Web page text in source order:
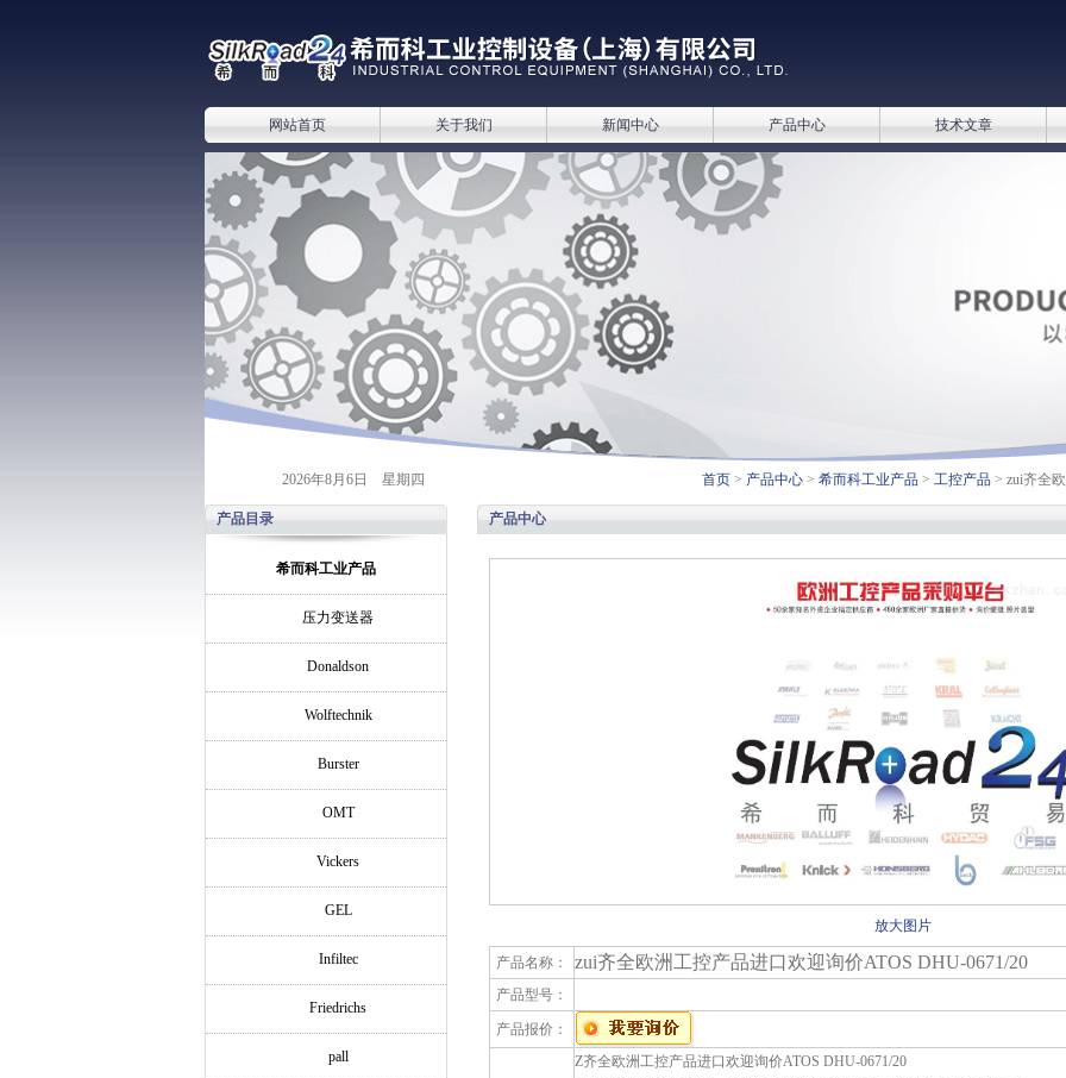
网站首页 关于我们 新闻中心 产品中心 技术文章
2026年8月6日 星期四 首页 > 产品中心 > 希而科工业产品 > 工控产品 > zui齐全
产品目录
希而科工业产品
压力变送器
Donaldson
Wolftechnik
Burster
OMT
Vickers
GEL
Infiltec
Friedrichs
pall
产品中心
放大图片
产品名称： zui齐全欧洲工控产品进口欢迎询价ATOS DHU-0671/20
产品型号：
产品报价：
Z齐全欧洲工控产品进口欢迎询价ATOS DHU-0671/20